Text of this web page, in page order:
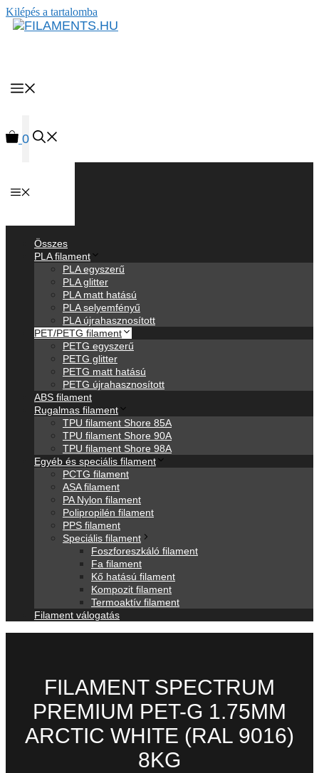
Kilépés a tartalomba
0
Összes
PLA filament
PLA egyszerű
PLA glitter
PLA matt hatású
PLA selyemfényű
PLA újrahasznosított
PET/PETG filament
PETG egyszerű
PETG glitter
PETG matt hatású
PETG újrahasznosított
ABS filament
Rugalmas filament
TPU filament Shore 85A
TPU filament Shore 90A
TPU filament Shore 98A
Egyéb és speciális filament
PCTG filament
ASA filament
PA Nylon filament
Polipropilén filament
PPS filament
Speciális filament
Foszforeszkáló filament
Fa filament
Kő hatású filament
Kompozit filament
Termoaktív filament
Filament válogatás
FILAMENT SPECTRUM
PREMIUM PET-G 1.75MM
ARCTIC WHITE (RAL 9016)
8KG